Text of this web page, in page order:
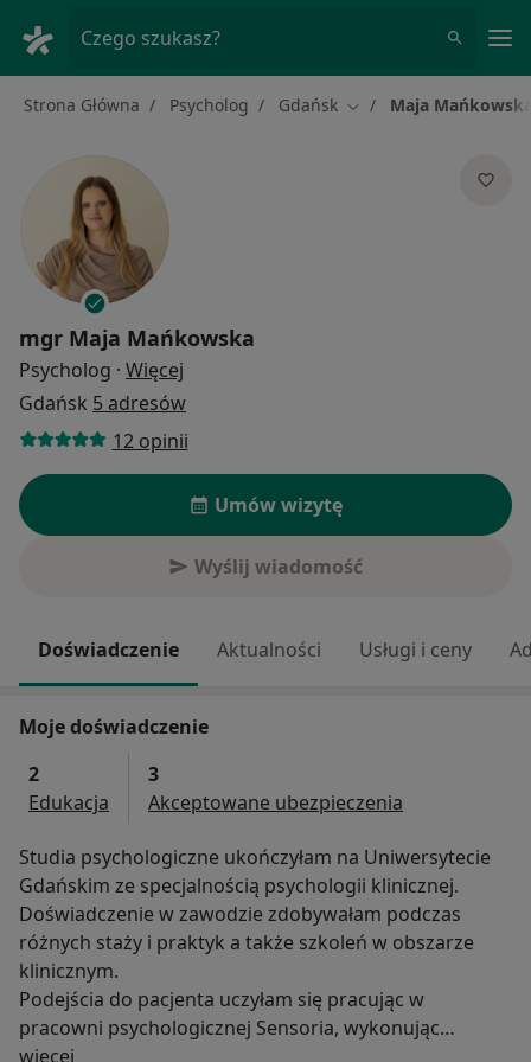
Czego szukasz?
Strona Główna Psycholog Gdańsk Zmień miasto
Maja
mgr Maja Mańkowska
Psycholog · Więcej
Gdańsk 5 adresów
12 opinii
Umów wizytę
Wyślij wiadomość
Doświadczenie Aktualności Usługi i ceny
Moje doświadczenie
2
Edukacja
3
Akceptowane ubezpieczenia
Studia psychologiczne ukończyłam na Uniwersytecie
Gdańskim ze specjalnością psychologii klinicznej.
Doświadczenie w zawodzie zdobywałam podczas
różnych staży i praktyk a także szkoleń w obszarze
klinicznym.
Podejścia do pacjenta uczyłam się pracując w
pracowni psychologicznej Sensoria, wykonując
badania psychologiczne oraz psychotesty.
więcej